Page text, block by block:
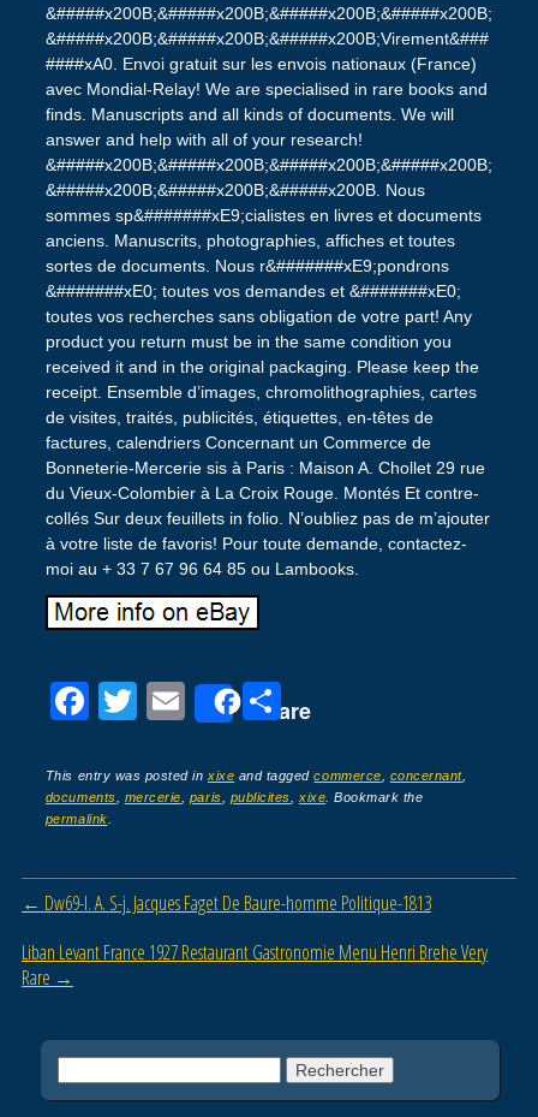
&#####x200B;&#####x200B;&#####x200B;&#####x200B;
&#####x200B;&#####x200B;&#####x200B;Virement&###
####xA0. Envoi gratuit sur les envois nationaux (France)
avec Mondial-Relay! We are specialised in rare books and
finds. Manuscripts and all kinds of documents. We will
answer and help with all of your research!
&#####x200B;&#####x200B;&#####x200B;&#####x200B;
&#####x200B;&#####x200B;&#####x200B. Nous
sommes sp&#######xE9;cialistes en livres et documents
anciens. Manuscrits, photographies, affiches et toutes
sortes de documents. Nous r&#######xE9;pondrons
&#######xE0; toutes vos demandes et &#######xE0;
toutes vos recherches sans obligation de votre part! Any
product you return must be in the same condition you
received it and in the original packaging. Please keep the
receipt. Ensemble d’images, chromolithographies, cartes
de visites, traités, publicités, étiquettes, en-têtes de
factures, calendriers Concernant un Commerce de
Bonneterie-Mercerie sis à Paris : Maison A. Chollet 29 rue
du Vieux-Colombier à La Croix Rouge. Montés Et contre-
collés Sur deux feuillets in folio. N’oubliez pas de m’ajouter
à votre liste de favoris! Pour toute demande, contactez-
moi au + 33 7 67 96 64 85 ou Lambooks.
F
c
e
o
k
T
tt
er
E
ail
Share
P
ta
g
This entry was posted inxixe and taggedcommerce concernant
documents
mercerie paris publicites xixe . Bookmark the
permalink
Post navigation
← Dw69-l. A. S-j. Jacques Faget De Baure-homme Politique-1813
Liban Levant France 1927 Restaurant Gastronomie Menu Henri Brehe Very
Rare →